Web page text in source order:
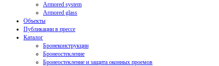
Armored system
Armored glass
Объекты
Публикации в прессе
Каталог
Бронеконструкции
Бронеостекление
Бронеостекление и защита оконных проемов